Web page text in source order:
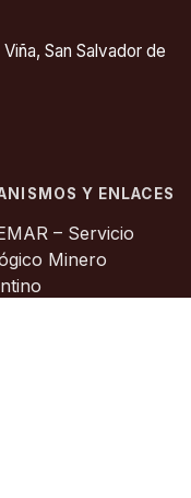
San Salvador de
Y ENLACES
– Servicio
Minero